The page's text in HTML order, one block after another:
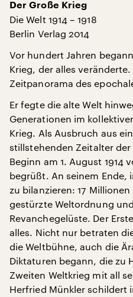
Der Große Krieg
Die Welt 1914 – 1918
Berlin Verlag 2014
Vor hundert Jahren
Krieg, der alles
Zeitpanorama des
Er fegte die alte Welt
Generationen im
Krieg. Als Ausbruch aus
stillstehenden Zeitalter
Beginn am 1. August 1914
begrüßt. An seinem Ende,
zu bilanzieren: 17
gestürzte Weltordnung
Revanchegelüste. Der
alles. Nicht nur betraten
die Weltbühne, auch die
Diktaturen begann, die zu
Zweiten Weltkrieg mit all
Herfried Münkler schildert